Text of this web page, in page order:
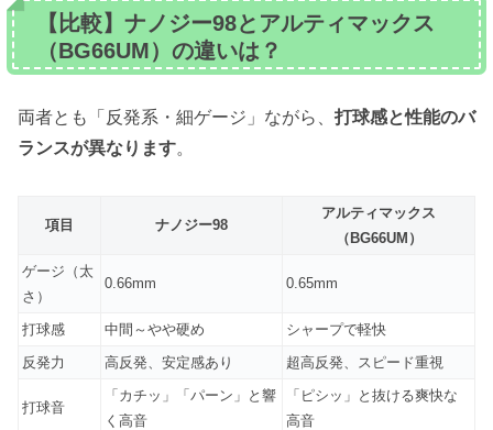
【比較】ナノジー98とアルティマックス
（BG66UM）の違いは？
両者とも「反発系・細ゲージ」ながら、 打球感と性能のバ
ランスが異なります。
項目 ナノジー98
アルティマックス
（BG66UM）
ゲージ（太
さ）
0.66mm 0.65mm
打球感 中間～やや硬め
シャープで軽快
反発力
高反発、安定感あり 超高反発、スピード重視
打球音
「カチッ」「パーン」と響
く高音
「ピシッ」と抜ける爽快な
高音